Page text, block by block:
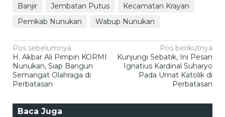
Banjir Jembatan Putus
Kecamatan Krayan
Pemkab Nunukan
Wabup Nunukan
Navigasi
pos
Pos sebelumnya
H. Akbar Ali Pimpin KORMI
Nunukan, Siap Bangun
Semangat Olahraga di
Perbatasan
Pos berikutnya
Kunjungi Sebatik, Ini Pesan
Ignatius Kardinal Suharyo
Pada Umat Katolik di
Perbatasan
Baca Juga